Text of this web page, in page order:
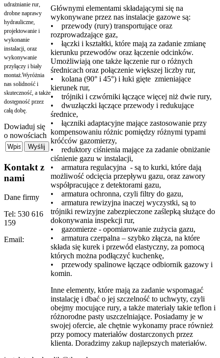
Głównymi elementami składającymi się na
wykonywane przez nas instalacje gazowe są:
• przewody (rury) transportujące oraz
rozprowadzające gaz,
• łączki i kształtki, które mają za zadanie zmianę
kierunku przewodów oraz łączenie odcinków.
Umożliwiają one także łączenie rur o różnych
średnicach oraz połączenie większej liczby rur,
• kolana (90° i 45°) i łuki gięte zmieniające
kierunek rur,
• trójniki i czwórniki łączące więcej niż dwie rury,
• dwuzłączki łączące przewody i redukujące
średnice,
• łączniki adaptacyjne mające zastosowanie przy
kompensowaniu różnic pomiędzy różnymi typami
króćców gazomierzy,
• reduktory ciśnienia mające za zadanie obniżanie
ciśnienie gazu w instalacji,
• armatura regulacyjna - są to kurki, które dają
możliwość odcięcia przepływu gazu, oraz zawory
współpracujące z detektorami gazu,
• armatura ochronna, czyli filtry do gazu,
• armatura rewizyjna inaczej wyczystki, są to
trójniki rewizyjne zabezpieczone zaślepką służące do
dokonywania inspekcji rur,
• gazomierze - opomiarowanie zużycia gazu,
• armatura czerpalna – szybko złącza, na które
składa się kurek i przewód elastyczny, za pomocą
których można podłączyć kuchenkę,
• przewody spalinowe łączące odbiornik gazowy i
komin.
Inne elementy, które mają za zadanie wspomagać
instalację i dbać o jej szczelność to uchwyty, czyli
obejmy mocujące rury, a także materiały takie teflon i
różnorodne pasty uszczelniające. Posiadamy je w
swojej ofercie, ale chętnie wykonamy prace również
przy pomocy materiałów dostarczonych przez
klienta. Doradzimy zakup najlepszych materiałów.
udrażnianie rur,
drobne naprawy
hydrauliczne,
projektowanie i
wykonanie
instalacji, oraz
wykonywanie
przyłączy i biały
montaż.Wyróżnia
nas solidność i
skuteczność, a także
dostępność przez
całą dobę.
Dowiaduj się
o nowościach
Kontaktz
nami
Dane firmy
Tel: 530 616
159
Email: